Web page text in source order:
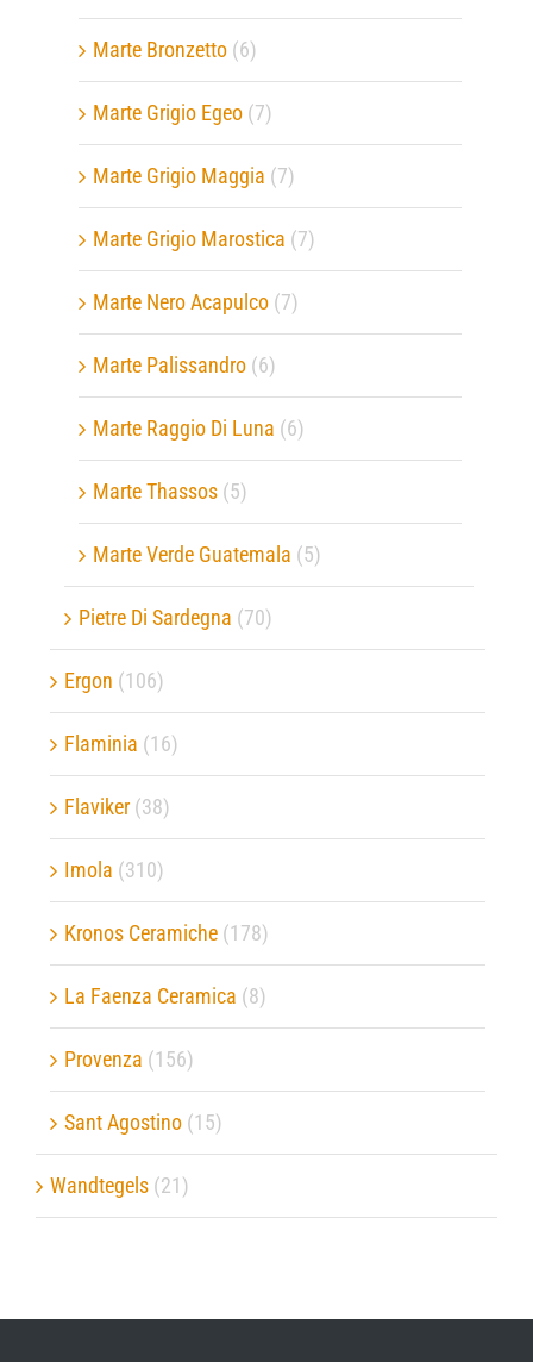
Marte Bronzetto (6)
Marte Grigio Egeo (7)
Marte Grigio Maggia (7)
Marte Grigio Marostica (7)
Marte Nero Acapulco (7)
Marte Palissandro (6)
Marte Raggio Di Luna (6)
Marte Thassos (5)
Marte Verde Guatemala (5)
Pietre Di Sardegna (70)
Ergon (106)
Flaminia (16)
Flaviker (38)
Imola (310)
Kronos Ceramiche (178)
La Faenza Ceramica (8)
Provenza (156)
Sant Agostino (15)
Wandtegels (21)